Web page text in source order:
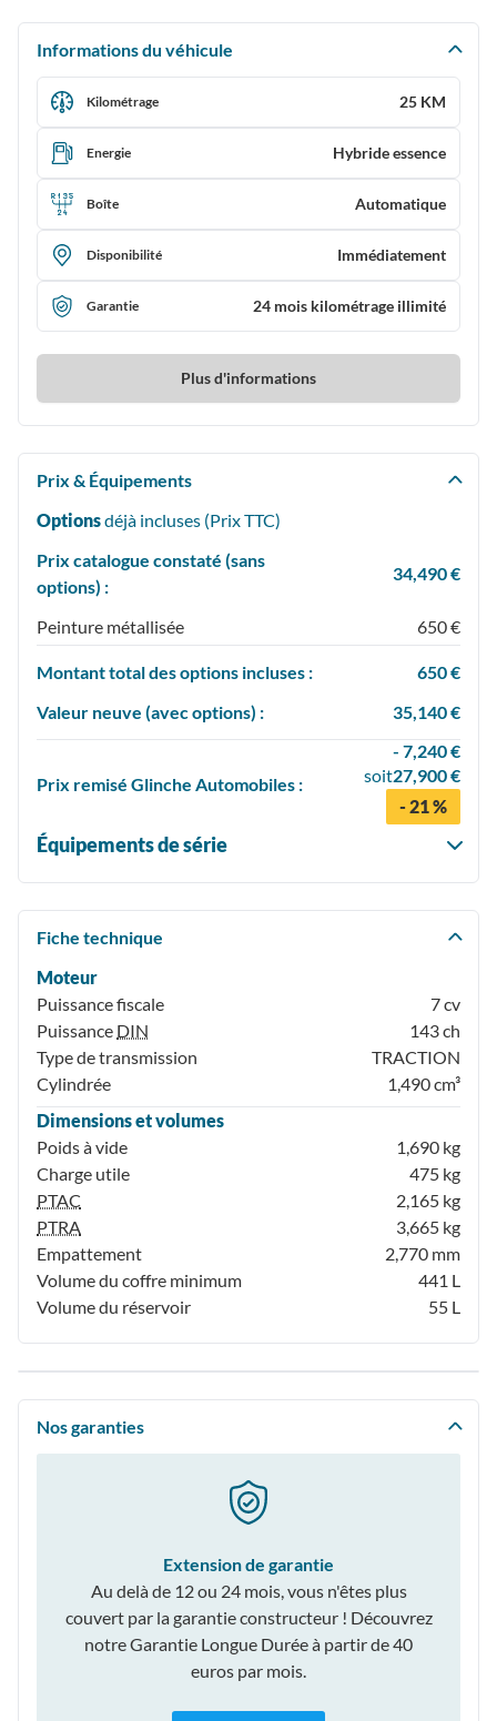
Informations du véhicule
Kilométrage 25 KM
Energie Hybride essence
Boîte Automatique
Disponibilité Immédiatement
Garantie 24 mois kilométrage illimité
Plus d'informations
Prix & Équipements
Optionsdéjà incluses (PrixTTC)
Prix catalogue constaté (sans
options) :
34,490 €
Peinture métallisée 650 €
Montant total des options incluses :
650 €
Valeur neuve (avec options) :
35,140 €
Prix remisé Glinche Automobiles :
- 7,240 €
soit27,900 €
- 21 %
Équipements de série
Fiche technique
Moteur
Puissance fiscale
7 cv
Puissance DIN
143 ch
Type de transmission
TRACTION
Cylindrée
1,490 cm³
Dimensions et volumes
Poids à vide
1,690 kg
Charge utile
475 kg
PTAC
2,165 kg
PTRA
3,665 kg
Empattement
2,770 mm
Volume du coffre minimum
441 L
Volume du réservoir
55 L
Nos garanties
Extension de garantie
Au delà de 12 ou 24 mois, vous n'êtes plus
couvert par la garantie constructeur ! Découvrez
notre Garantie Longue Durée à partir de 40
euros par mois.